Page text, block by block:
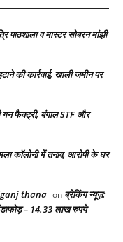
पाठशाला व मास्टर सोबरन मांझी
की कार्रवाई, खाली जमीन पर
गन फैक्ट्री, बंगाल STF और
कॉलोनी में तनाव, आरोपी के घर
thana on ब्रेकिंग न्यूज़:
– 14.33 लाख रुपये